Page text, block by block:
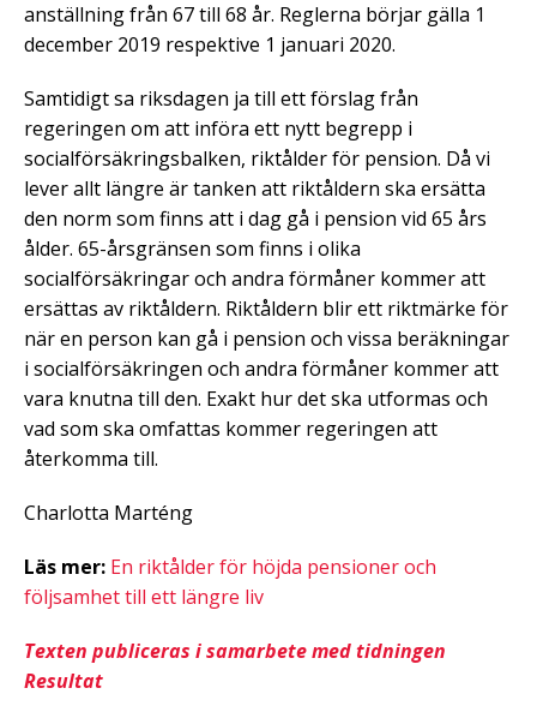
anställning från 67 till 68 år. Reglerna börjar gälla 1
december 2019 respektive 1 januari 2020.
Samtidigt sa riksdagen ja till ett förslag från
regeringen om att införa ett nytt begrepp i
socialförsäkringsbalken, riktålder för pension. Då vi
lever allt längre är tanken att riktåldern ska ersätta
den norm som finns att i dag gå i pension vid 65 års
ålder. 65-årsgränsen som finns i olika
socialförsäkringar och andra förmåner kommer att
ersättas av riktåldern. Riktåldern blir ett riktmärke för
när en person kan gå i pension och vissa beräkningar
i socialförsäkringen och andra förmåner kommer att
vara knutna till den. Exakt hur det ska utformas och
vad som ska omfattas kommer regeringen att
återkomma till.
Charlotta Marténg
Läs mer: En riktålder för höjda pensioner och
följsamhet till ett längre liv
Texten publiceras i samarbete med tidningen
Resultat